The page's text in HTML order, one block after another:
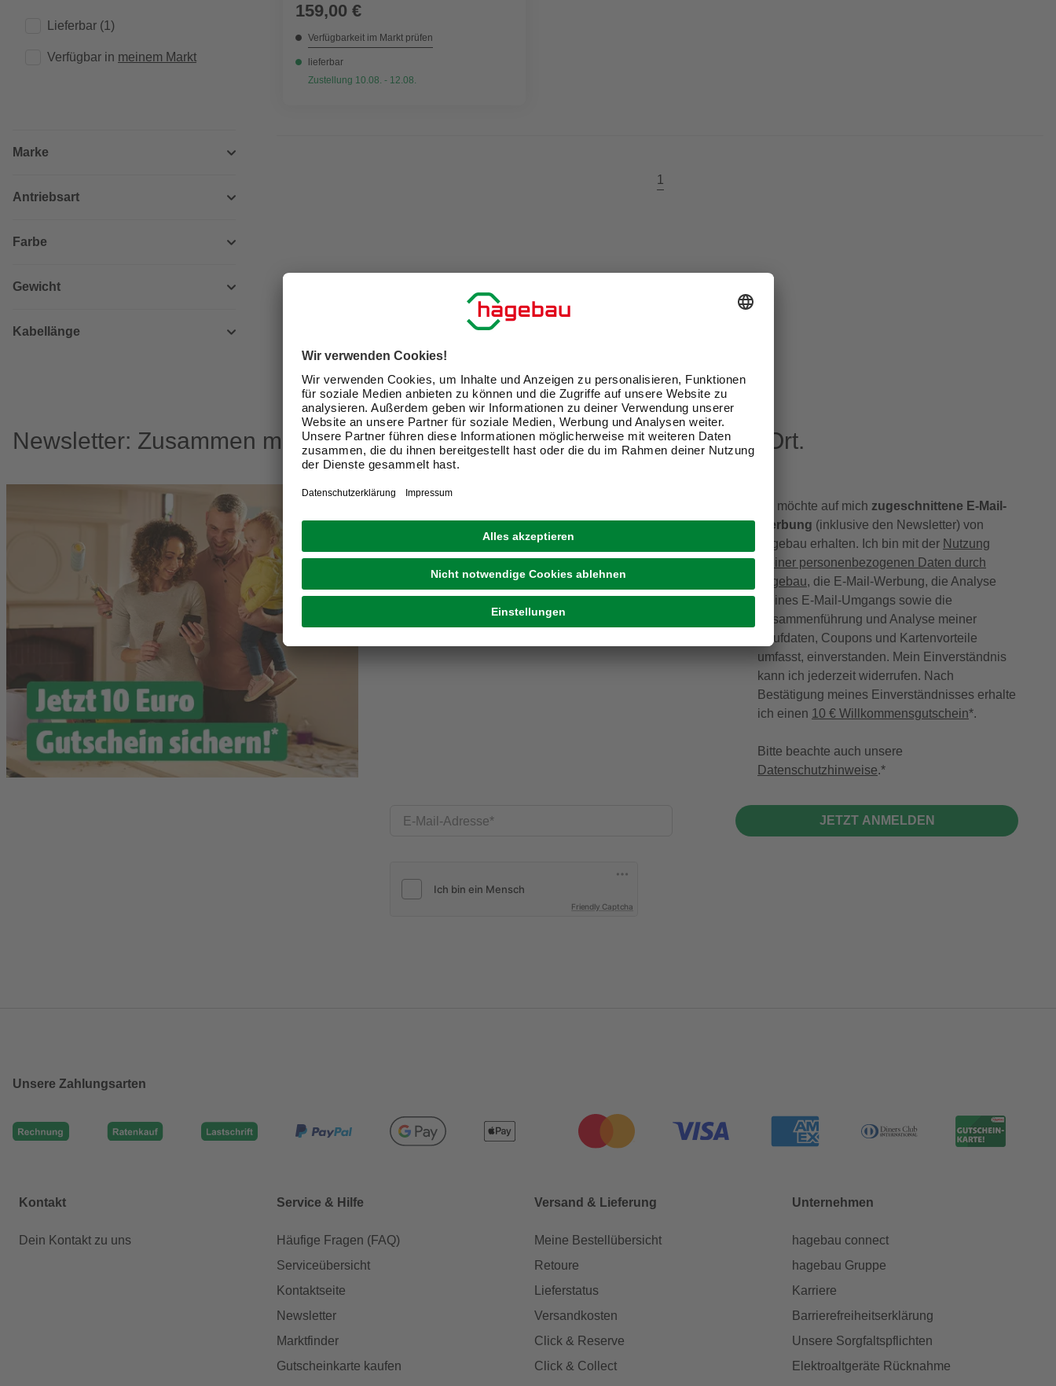
Lieferbar (1)
Verfügbar in meinem Markt
Marke
Antriebsart
Farbe
Gewicht
Kabellänge
159,00 €
Verfügbarkeit im Markt prüfen
lieferbar
Zustellung 10.08. - 12.08.
1
Newsletter: Zusammen machen wir Dein Zuhause zu einem schöneren Ort.
Kreative Ideen & nützliche Heimwerker-Tipps
Produktneuheiten und innovative Lösungen
E-Mail-Adresse
Friendly Captcha
Ich möchte auf mich zugeschnittene E-Mail-
Werbung (inklusive den Newsletter) von
hagebau erhalten. Ich bin mit der Nutzung
meiner personenbezogenen Daten durch
hagebau, die E-Mail-Werbung, die Analyse
meines E-Mail-Umgangs sowie die
Zusammenführung und Analyse meiner
Kaufdaten, Coupons und Kartenvorteile
umfasst, einverstanden. Mein Einverständnis
kann ich jederzeit widerrufen. Nach
Bestätigung meines Einverständnisses erhalte
ich einen 10 € Willkommensgutschein*.
Bitte beachte auch unsere
Datenschutzhinweise.
JETZT ANMELDEN
Unsere Zahlungsarten
Kontakt
Dein Kontakt zu uns
Service & Hilfe
Häufige Fragen (FAQ)
Serviceübersicht
Kontaktseite
Newsletter
Marktfinder
Gutscheinkarte kaufen
Versand & Lieferung
Meine Bestellübersicht
Retoure
Lieferstatus
Versandkosten
Click & Reserve
Click & Collect
Unternehmen
hagebau connect
hagebau Gruppe
Karriere
Barrierefreiheitserklärung
Unsere Sorgfaltspflichten
Elektroaltgeräte Rücknahme